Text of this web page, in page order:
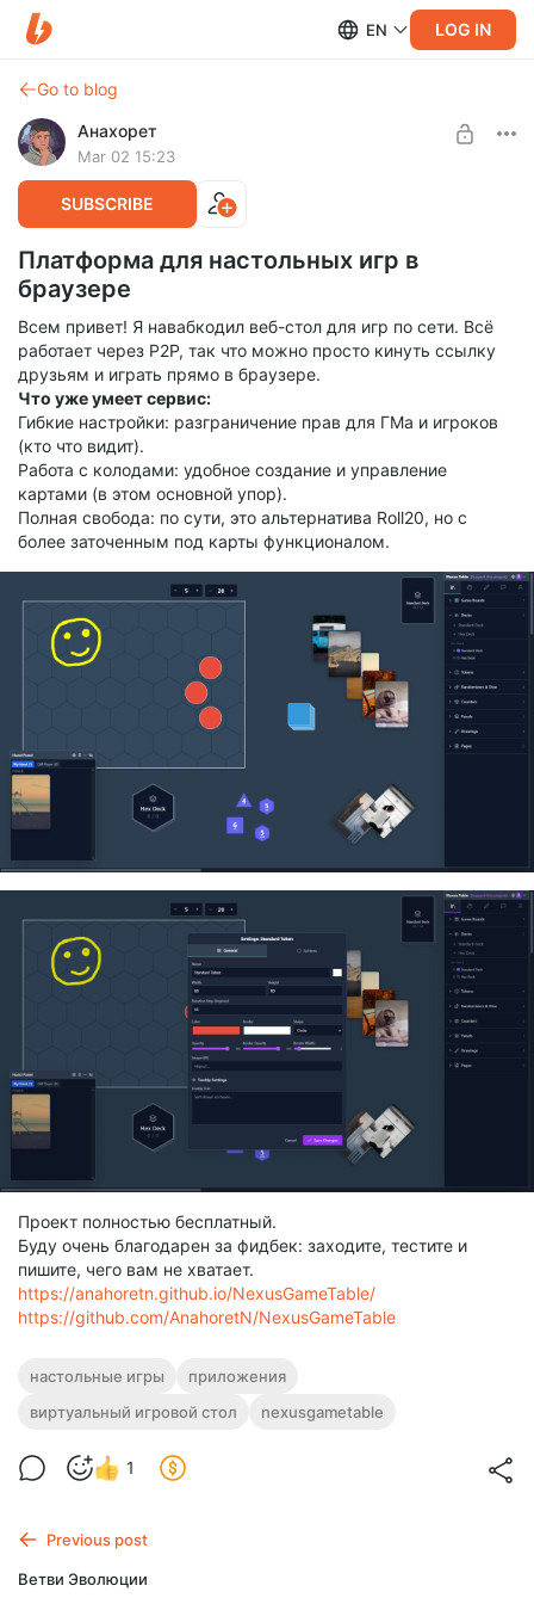
EN LOG IN
Go to blog
Анахорет
Mar 02 15:23
SUBSCRIBE
Платформа для настольных игр в
браузере
Всем привет! Я навабкодил веб-стол для игр по сети. Всё
работает через P2P, так что можно просто кинуть ссылку
друзьям и играть прямо в браузере.
Что уже умеет сервис:
Гибкие настройки: разграничение прав для ГМа и игроков
(кто что видит).
Работа с колодами: удобное создание и управление
картами (в этом основной упор).
Полная свобода: по сути, это альтернатива Roll20, но с
более заточенным под карты функционалом.
Проект полностью бесплатный.
Буду очень благодарен за фидбек: заходите, тестите и
пишите, чего вам не хватает.
https://anahoretn.github.io/NexusGameTable/
https://github.com/AnahoretN/NexusGameTable
настольные игры
приложения
виртуальный игровой стол
nexusgametable
1
Previous post
Ветви Эволюции